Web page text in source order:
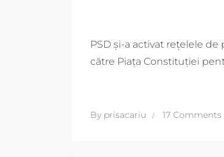
PSD și-a activat rețelele
către Piața Constituției
By prisacariu 17 Comments